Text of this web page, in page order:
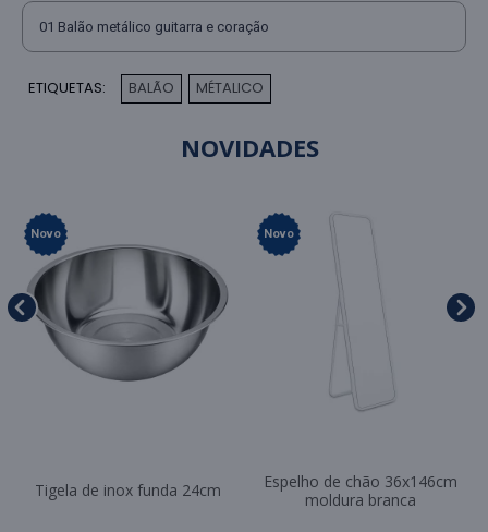
01 Balão metálico guitarra e coração
ETIQUETAS: BALÃO MÉTALICO
NOVIDADES
Novo
Tigela de inox funda 24cm
Novo
Espelho de chão 36x146cm
moldura branca